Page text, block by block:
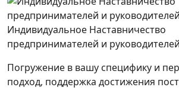
Индивидуальное Наставничество
предпринимателей и
Погружение в вашу специфику и
подход, поддержка достижения